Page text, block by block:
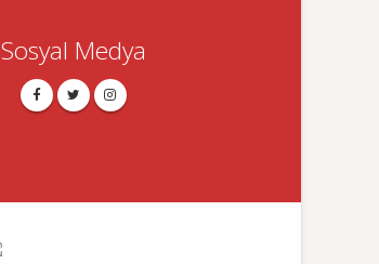
Sosyal Medya